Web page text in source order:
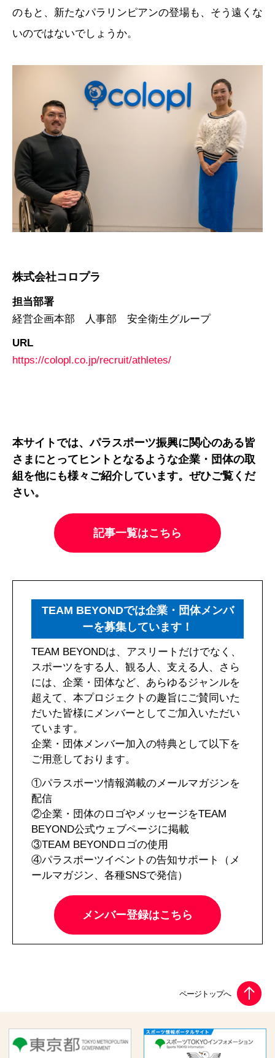
のもと、新たなパラリンピアンの登場も、そう遠くな
いのではないでしょうか。
株式会社コロプラ
担当部署
経営企画本部 人事部 安全衛生グループ
URL
https://colopl.co.jp/recruit/athletes/
本サイトでは、パラスポーツ振興に関心のある皆
さまにとってヒントとなるような企業・団体の取
組を他にも様々ご紹介しています。ぜひご覧くだ
さい。
記事一覧はこちら
TEAM BEYONDでは企業・団体メンバ
ーを募集しています！
TEAM BEYONDは、アスリートだけでなく、
スポーツをする人、観る人、支える人、さら
には、企業・団体など、あらゆるジャンルを
超えて、本プロジェクトの趣旨にご賛同いた
だいた皆様にメンバーとしてご加入いただい
ています。
企業・団体メンバー加入の特典として以下を
ご用意しております。
①パラスポーツ情報満載のメールマガジンを
配信
②企業・団体のロゴやメッセージをTEAM
BEYOND公式ウェブページに掲載
③TEAM BEYONDロゴの使用
④パラスポーツイベントの告知サポート（メ
ールマガジン、各種SNSで発信）
メンバー登録はこちら